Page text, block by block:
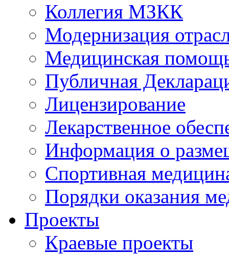
Коллегия МЗКК
Модернизация
Медицинская
Публичная
Лицензирование
Лекарственное
Информация о
Спортивная
Порядки оказания
Проекты
Краевые проекты